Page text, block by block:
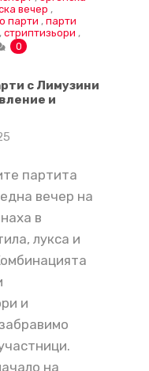
вечер ,
парти , парти
, стриптизьори ,
0
с Лимузини
и
партита
вечер на
в
лукса и
и
на